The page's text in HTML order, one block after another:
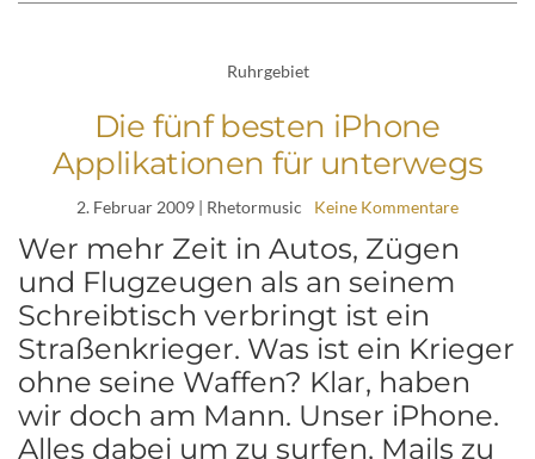
Ruhrgebiet
Die fünf besten iPhone
Applikationen für unterwegs
2. Februar 2009 | Rhetormusic Keine Kommentare
Wer mehr Zeit in Autos, Zügen
und Flugzeugen als an seinem
Schreibtisch verbringt ist ein
Straßenkrieger. Was ist ein Krieger
ohne seine Waffen? Klar, haben
wir doch am Mann. Unser iPhone.
Alles dabei um zu surfen, Mails zu